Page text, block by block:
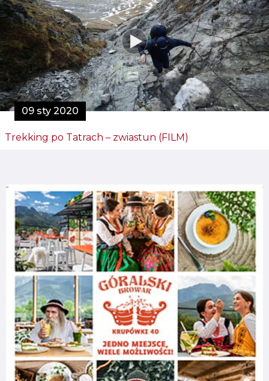
09 sty 2020
Trekking po Tatrach – zwiastun (FILM)